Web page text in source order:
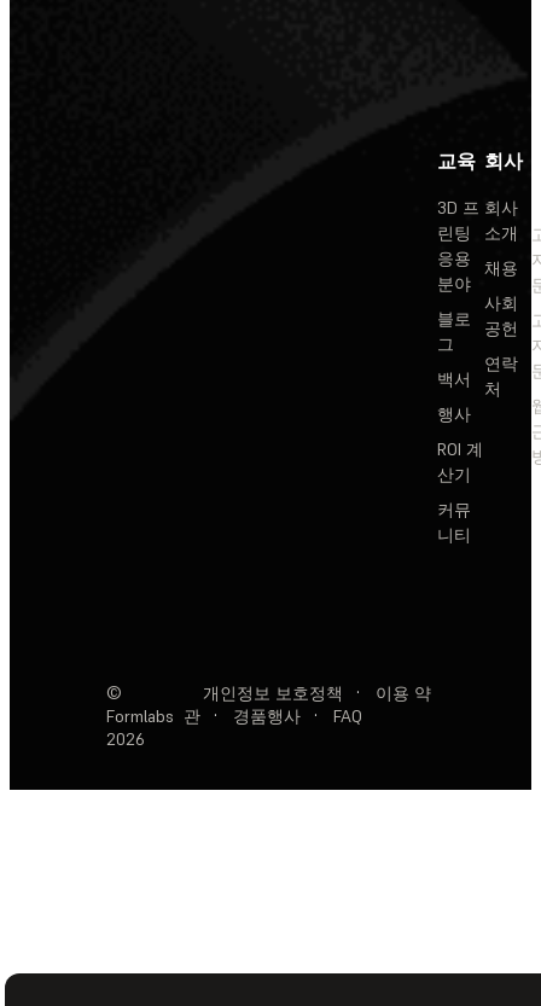
교육
3D 프
린팅
응용
분야
블로
그
백서
행사
ROI 계
산기
커뮤
니티
회사
회사
소개
채용
사회
공헌
연락
처
©
Formlabs
2026
개인정보 보호정책 ·
이용 약
관
· 경품행사 · FAQ